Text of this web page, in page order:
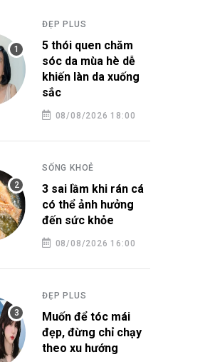
ĐẸP PLUS
5 thói quen chăm
sóc da mùa hè dễ
khiến làn da xuống
sắc
08/08/2026 18:00
SỐNG KHOẺ
3 sai lầm khi rán cá
có thể ảnh hưởng
đến sức khỏe
08/08/2026 16:00
ĐẸP PLUS
Muốn để tóc mái
đẹp, đừng chỉ chạy
theo xu hướng